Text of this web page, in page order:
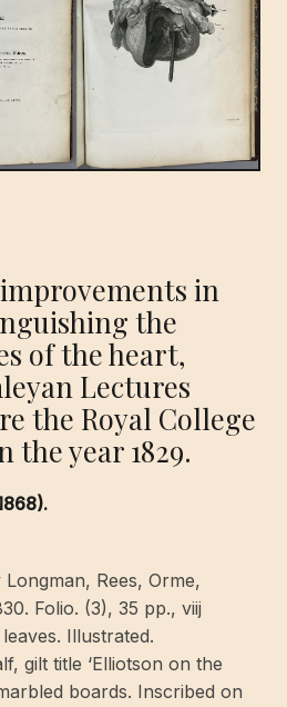
in
the
of the heart,
Lectures
the Royal College
the year 1829.
Rees, Orme,
Folio. (3), 35 pp., viij
Illustrated.
gilt title ‘Elliotson on the
boards. Inscribed on